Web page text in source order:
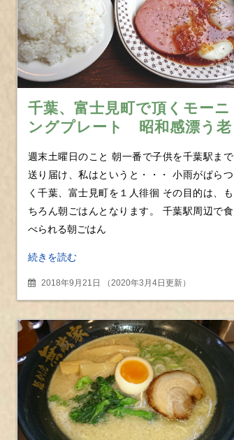
千葉、富士見町で頂くモーニ
ングプレート 昭和感漂う老
ムエッグライス
週末土曜日のこと 朝一番で子供を千葉駅まで
送り届け、私はというと・・・ 小雨がぱらつ
く千葉、富士見町を１人徘徊 その目的は、も
ちろん朝ごはんとなります。 千葉駅周辺で食
べられる朝ごはん
続きを読む
2018年9月21日 （2020年3月4日更新）